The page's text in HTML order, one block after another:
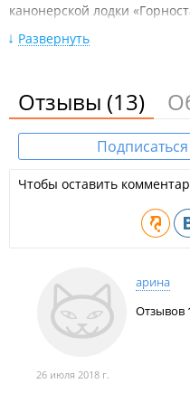
канонерской лодки
принимала участие в
в Уссурийском заливе.
в территорию
обозначаться с 1860 года.
Расположение:
Бухта Щитовая (Горностай)
Владивосток.
Состояние и
Пляж с камнями и песком,
песок, слева – камни. На
субботники. Мусорные
стоят вдоль грунтовки.
Развернуть
Отзывы (13)
Чтобы оставить
арина
Отзывов
26 июля 2018 г.